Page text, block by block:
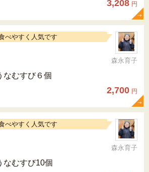
3,208 円
べやすく人気です
森永育子
なむすび６個
2,700 円
べやすく人気です
森永育子
なむすび10個